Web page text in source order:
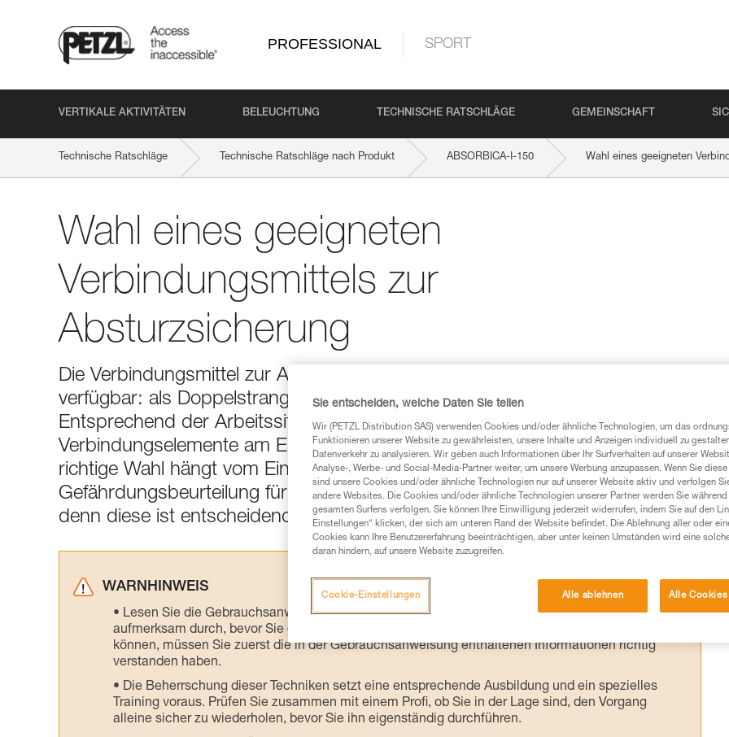
PROFESSIONAL SPORT
VERTIKALE AKTIVITÄTEN BELEUCHTUNG TECHNISCHE RATSCHLÄGE GEMEINSCHAFT
Technische Ratschläge Technische Ratschläge nach Produkt ABSORBICA-I-150 Wahl eines geeigneten
Wahl eines geeigneten
Verbindungsmittels zur
Absturzsicherung
Die Verbindungsmittel zur Absturzsicherung sind in verschiedenen Version
verfügbar: als Doppelstrang, als Einzelstrang und in unterschiedlichen Längen.
Entsprechend der Arbeitssituation können außerdem unterschiedliche
Verbindungselemente am Ende der Verbindungsmittel verwendet werden. Die
richtige Wahl hängt vom Einsatzzweck ab, jedoch sollte vor allem eine
Gefährdungsbeurteilung für die jeweilige Arbeitssituation durchgeführt werden,
denn diese ist entscheidend bei der Wahl Ihres Verbindungsmittels.
WARNHINWEIS
Lesen Sie die Gebrauchsanweisungen der Produkte, um die es in diesem Tech Tipp geht,
aufmerksam durch, bevor Sie diesen zu Rate ziehen. Um diese Zusatzinformationen verstehen zu
können, müssen Sie zuerst die in der Gebrauchsanweisung enthaltenen Informationen richtig
verstanden haben.
Die Beherrschung dieser Techniken setzt eine entsprechende Ausbildung und ein spezielles
Training voraus. Prüfen Sie zusammen mit einem Profi, ob Sie in der Lage sind, den Vorgang
alleine sicher zu wiederholen, bevor Sie ihn eigenständig durchführen.
Sie entscheiden, welche Daten Sie teilen
Wir (PETZL Distribution SAS) verwenden Cookies und/oder ähnliche Technologien, um das
Funktionieren unserer Website zu gewährleisten, unsere Inhalte und Anzeigen individuell zu
Datenverkehr zu analysieren. Wir geben auch Informationen über Ihr Surfverhalten auf unserer
Analyse-, Werbe- und Social-Media-Partner weiter, um unsere Werbung anzupassen. Wenn Sie
sind unsere Cookies und/oder ähnliche Technologien nur auf unserer Website aktiv und verfolgen
andere Websites. Die Cookies und/oder ähnliche Technologien unserer Partner werden Sie während
gesamten Surfens verfolgen. Sie können Ihre Einwilligung jederzeit widerrufen, indem Sie auf den
Einstellungen“ klicken, der sich am unteren Rand der Website befindet. Die Ablehnung aller oder
Cookies kann Ihre Benutzererfahrung beeinträchtigen, aber unter keinen Umständen wird eine
daran hindern, auf unsere Website zuzugreifen.
Alle ablehnen Alle
Cookie-Einstellungen